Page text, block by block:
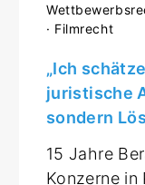
· Filmrecht
„Ich
juristische
sondern
15 Jahre
Konzerne in